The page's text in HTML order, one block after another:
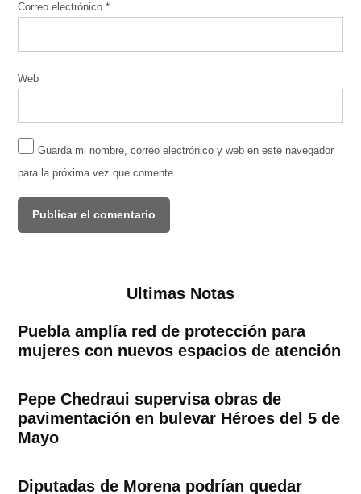
Correo electrónico*
Web
Guarda mi nombre, correo electrónico y web en este navegador
para la próxima vez que comente.
Ultimas Notas
Puebla amplía red de protección para
mujeres con nuevos espacios de atención
Pepe Chedraui supervisa obras de
pavimentación en bulevar Héroes del 5 de
Mayo
Diputadas de Morena podrían quedar